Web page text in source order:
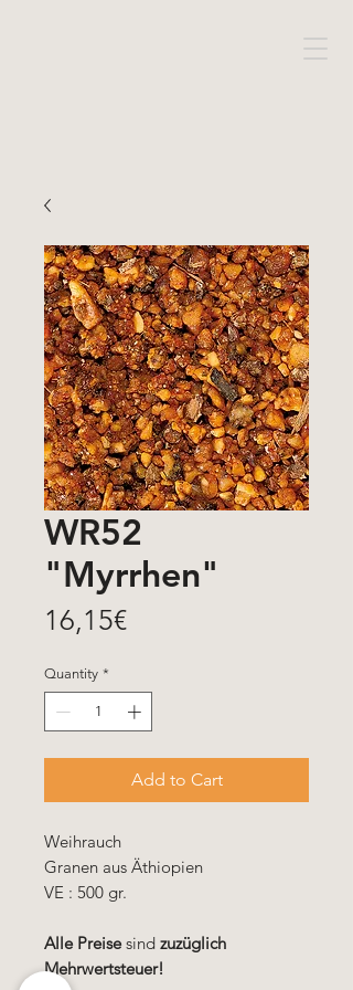
WR52
"Myrrhen"
16,15€Price
Quantity *
Add to Cart
Weihrauch
Granen aus Äthiopien
VE : 500 gr.
Alle Preisesind zuzüglich
Mehrwertsteuer!